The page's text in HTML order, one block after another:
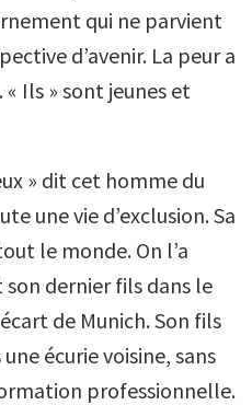
qui ne parvient
d’avenir. La peur a
« Ils » sont jeunes et
» dit cet homme du
une vie d’exclusion. Sa
le monde. On l’a
dernier fils dans le
de Munich. Son fils
écurie voisine, sans
professionnelle.